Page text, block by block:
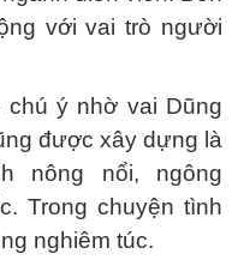
với vai trò người
ý nhờ vai Dũng
được xây dựng là
nông nổi, ngông
Trong chuyện tình
nghiêm túc.